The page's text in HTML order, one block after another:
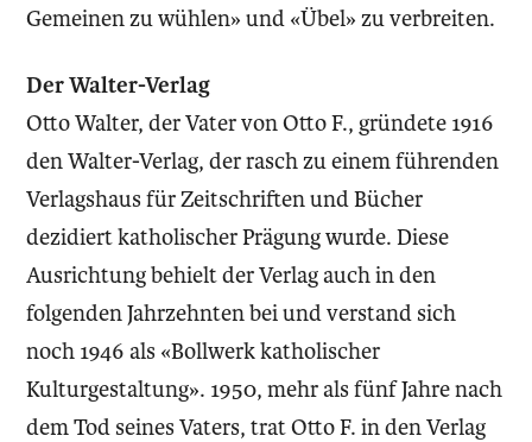
Gemeinen zu wühlen» und «Übel» zu verbreiten.
Der Walter-Verlag
Otto Walter, der Vater von Otto F., gründete 1916
den Walter-Verlag, der rasch zu einem führenden
Verlagshaus für Zeitschriften und Bücher
dezidiert katholischer Prägung wurde. Diese
Ausrichtung behielt der Verlag auch in den
folgenden Jahrzehnten bei und verstand sich
noch 1946 als «Bollwerk katholischer
Kulturgestaltung». 1950, mehr als fünf Jahre nach
dem Tod seines Vaters, trat Otto F. in den Verlag